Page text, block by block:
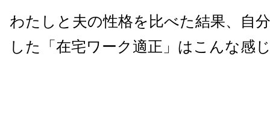
わたしと夫の性格を比べた結果、自
した「在宅ワーク適正」はこんな感